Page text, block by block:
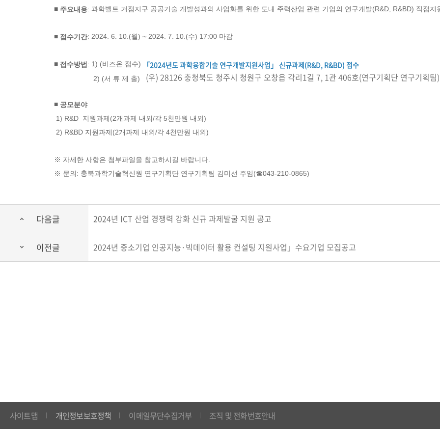
■ 주요내용: 과학벨트 거점지구 공공기술 개발성과의 사업화를 위한 도내 주력산업 관련 기업의 연구개발(R&D, R&BD) 직접지
■ 접수기간: 2024. 6. 10.(월) ~ 2024. 7. 10.(수) 17:00 마감
■ 접수방법 : 1) (비즈온 접수) 「2024년도 과학융합기술 연구개발지원사업」 신규과제(R&D, R&BD) 접수
2) (서 류 제 출) (우) 28126 충청북도 청주시 청원구 오창읍 각리1길 7, 1관 406호(연구기획단 연구기획팀)
■ 공모분야
1) R&D 지원과제(2개과제 내외/각 5천만원 내외)
2) R&BD 지원과제(2개과제 내외/각 4천만원 내외)
※ 자세한 사항은 첨부파일을 참고하시길 바랍니다.
※ 문의: 충북과학기술혁신원 연구기획단 연구기획팀 김미선 주임(☎043-210-0865)
다음글 2024년 ICT 산업 경쟁력 강화 신규 과제발굴 지원 공고
이전글 2024년 중소기업 인공지능·빅데이터 활용 컨설팅 지원사업」수요기업 모집공고
사이트맵 개인정보보호정책 이메일무단수집거부 조직 및 전화번호안내